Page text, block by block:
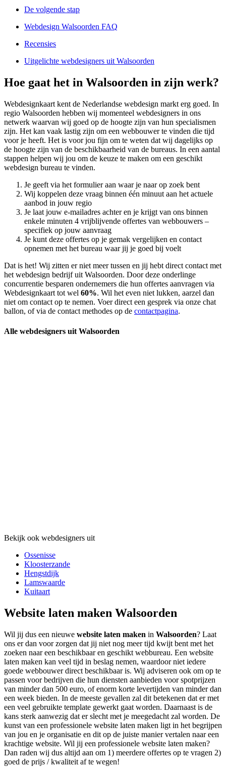
De volgende stap
Webdesign Walsoorden FAQ
Recensies
Uitgelichte webdesigners uit Walsoorden
Hoe gaat het in Walsoorden in zijn werk?
Webdesignkaart kent de Nederlandse webdesign markt erg goed. In
regio Walsoorden hebben wij momenteel webdesigners in ons
netwerk waarvan wij goed op de hoogte zijn van hun specialismen
zijn. Het kan vaak lastig zijn om een webbouwer te vinden die tijd
voor je heeft. Het is voor jou fijn om te weten dat wij dagelijks op
de hoogte zijn van de beschikbaarheid van de bureaus. In een aantal
stappen helpen wij jou om de keuze te maken om een geschikt
webdesign bureau te vinden.
Je geeft via het formulier aan waar je naar op zoek bent
Wij koppelen deze vraag binnen één minuut aan het actuele
aanbod in jouw regio
Je laat jouw e-mailadres achter en je krijgt van ons binnen
enkele minuten 4 vrijblijvende offertes van webbouwers –
specifiek op jouw aanvraag
Je kunt deze offertes op je gemak vergelijken en contact
opnemen met het bureau waar jij je goed bij voelt
Dat is het! Wij zitten er niet meer tussen en jij hebt direct contact met
het webdesign bedrijf uit Walsoorden. Door deze onderlinge
concurrentie besparen ondernemers die hun offertes aanvragen via
Webdesignkaart tot wel 60%. Wil het even niet lukken, aarzel dan
niet om contact op te nemen. Voer direct een gesprek via onze chat
ballon, of via de contact methodes op de contactpagina.
Alle webdesigners uit Walsoorden
Bekijk ook webdesigners uit
Ossenisse
Kloosterzande
Hengstdijk
Lamswaarde
Kuitaart
Website laten maken Walsoorden
Wil jij dus een nieuwe website laten maken in Walsoorden? Laat
ons er dan voor zorgen dat jij niet nog meer tijd kwijt bent met het
zoeken naar een beschikbaar en geschikt webbureau. Een website
laten maken kan veel tijd in beslag nemen, waardoor niet iedere
goede webbouwer direct beschikbaar is. Wij adviseren ook om op te
passen voor bedrijven die hun diensten aanbieden voor spotprijzen
van minder dan 500 euro, of enorm korte levertijden van minder dan
een week bieden. In de meeste gevallen zal dit betekenen dat er met
een veel gebruikte template gewerkt gaat worden. Daarnaast is de
kans sterk aanwezig dat er slecht met je meegedacht zal worden. De
kunst van een professionele website laten maken ligt in het begrijpen
van jou en je organisatie en dit op de juiste manier vertalen naar een
krachtige website. Wil jij een professionele website laten maken?
Dan raden wij dus altijd aan om 1) meerdere offertes op te vragen 2)
goed de prijs / kwaliteit af te wegen!